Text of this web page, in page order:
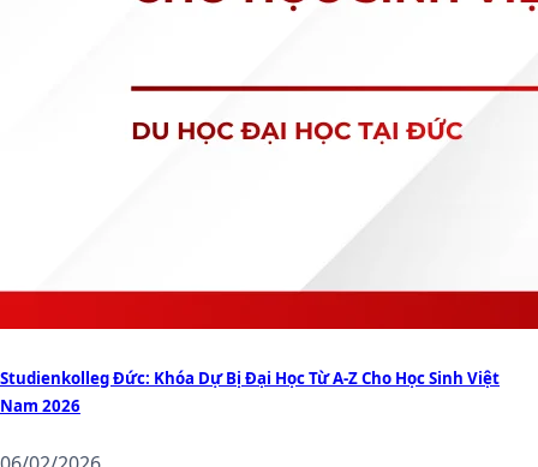
Studienkolleg Đức: Khóa Dự Bị Đại Học Từ A-Z Cho Học Sinh Việt
Nam 2026